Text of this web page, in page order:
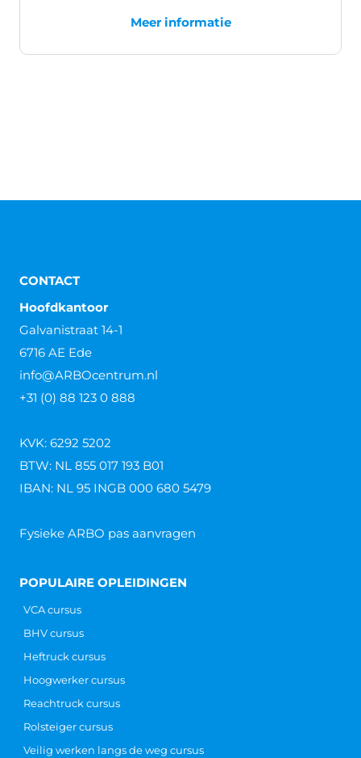
Meer informatie
CONTACT
Hoofdkantoor
Galvanistraat 14-1
6716 AE Ede
info@ARBOcentrum.nl
+31 (0) 88 123 0 888
KVK: 6292 5202
BTW: NL 855 017 193 B01
IBAN: NL 95 INGB 000 680 5479
Fysieke ARBO pas aanvragen
POPULAIRE OPLEIDINGEN
VCA cursus
BHV cursus
Heftruck cursus
Hoogwerker cursus
Reachtruck cursus
Rolsteiger cursus
Veilig werken langs de weg cursus